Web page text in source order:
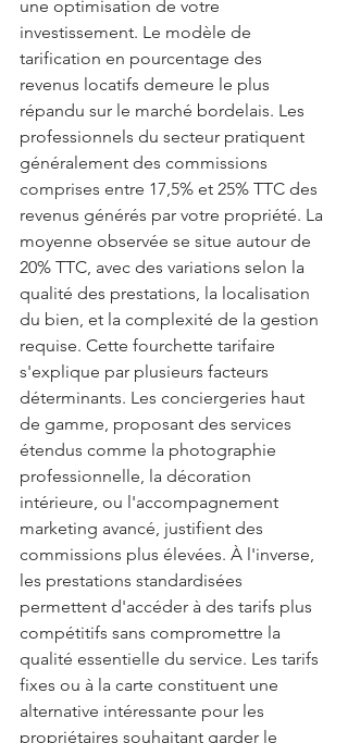
une optimisation de votre
investissement. Le modèle de
tarification en pourcentage des
revenus locatifs demeure le plus
répandu sur le marché bordelais. Les
professionnels du secteur pratiquent
généralement des commissions
comprises entre 17,5% et 25% TTC des
revenus générés par votre propriété. La
moyenne observée se situe autour de
20% TTC, avec des variations selon la
qualité des prestations, la localisation
du bien, et la complexité de la gestion
requise. Cette fourchette tarifaire
s'explique par plusieurs facteurs
déterminants. Les conciergeries haut
de gamme, proposant des services
étendus comme la photographie
professionnelle, la décoration
intérieure, ou l'accompagnement
marketing avancé, justifient des
commissions plus élevées. À l'inverse,
les prestations standardisées
permettent d'accéder à des tarifs plus
compétitifs sans compromettre la
qualité essentielle du service. Les tarifs
fixes ou à la carte constituent une
alternative intéressante pour les
propriétaires souhaitant garder le